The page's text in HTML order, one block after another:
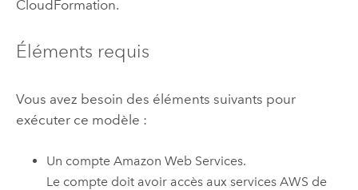
CloudFormation.
Éléments requis
Vous avez besoin des éléments suivants pour
exécuter ce modèle :
Un compteAmazon Web Services.
Le compte doit avoir accès aux servicesAWS de